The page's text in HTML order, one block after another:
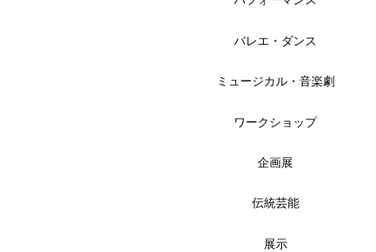
バレエ・ダンス
ミュージカル・音楽劇
ワークショップ
企画展
伝統芸能
展示